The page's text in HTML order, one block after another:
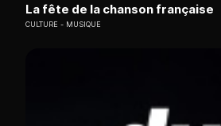
La fête de la chanson française
CULTURE MUSIQUE